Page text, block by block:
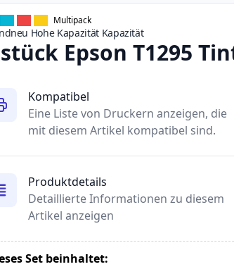
Multipack
Hohe Kapazität Kapazität
Epson T1295
Kompatibel
Eine Liste von Druckern anzeigen, die
mit diesem Artikel kompatibel sind.
Produktdetails
Detaillierte Informationen zu diesem
Artikel anzeigen
Set beinhaltet: